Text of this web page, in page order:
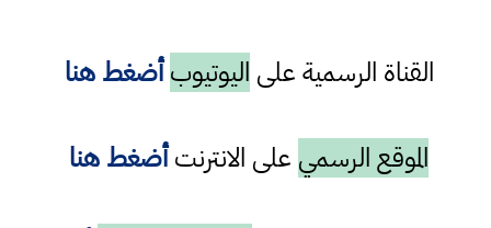
القناة الرسمية على اليوتيوب أضغط هنا
الموقع الرسمي على الانترنتأضغط هنا